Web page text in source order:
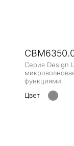
Серия Design
функциями.
Цвет